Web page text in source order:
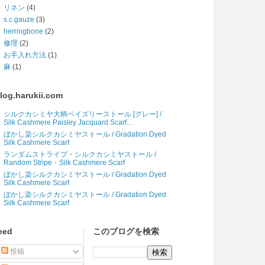
リネン (4)
s.c.gauze (3)
herringbone (2)
修理 (2)
お手入れ方法 (1)
麻 (1)
シルクカシミヤ大柄ペイズリーストール [グレー] /
Silk Cashmere Paisley Jacquard Scarf...
ぼかし染シルクカシミヤストール / Gradation Dyed
Silk Cashmere Scarf
ランダムストライプ・シルクカシミヤストール /
Random Stripe・Silk Cashmere Scarf
ぼかし染シルクカシミヤストール / Gradation Dyed
Silk Cashmere Scarf
ぼかし染シルクカシミヤストール / Gradation Dyed
Silk Cashmere Scarf
投稿
このブログを検索